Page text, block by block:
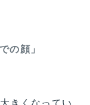
の顔」